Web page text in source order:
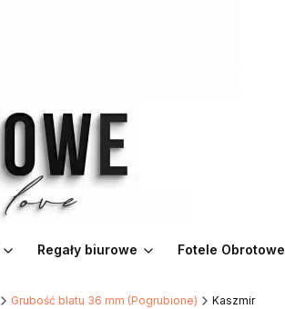
Regały biurowe Fotele Obrotowe
Grubość blatu 36 mm (Pogrubione) Kaszmir